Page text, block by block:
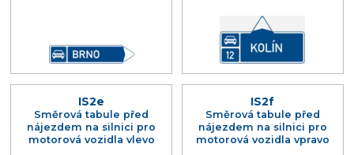
IS2e
Směrová tabule před
nájezdem na silnici pro
motorová vozidla vlevo
IS2f
Směrová tabule před
nájezdem na silnici pro
motorová vozidla vpravo